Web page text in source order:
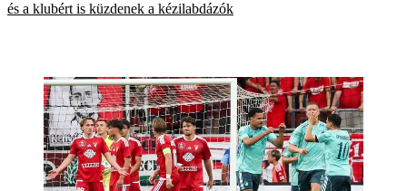
és a klubért is küzdenek a kézilabdázók